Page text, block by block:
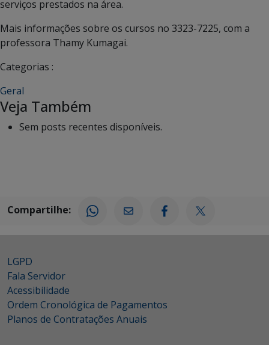
serviços prestados na área.
Mais informações sobre os cursos no 3323-7225, com a
professora Thamy Kumagai.
Categorias :
Geral
Veja Também
Sem posts recentes disponíveis.
Compartilhe:
LGPD
Fala Servidor
Acessibilidade
Ordem Cronológica de Pagamentos
Planos de Contratações Anuais